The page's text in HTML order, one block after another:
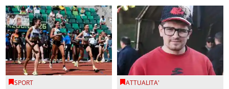
SPORT ATTUALITA'